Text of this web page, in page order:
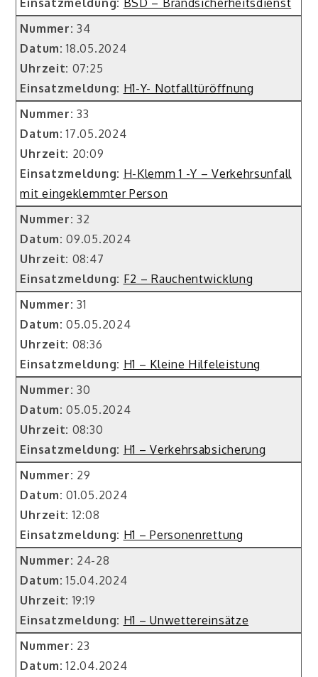
Einsatzmeldung: BSD – Brandsicherheitsdienst
Nummer: 34
Datum: 18.05.2024
Uhrzeit: 07:25
Einsatzmeldung: H1-Y- Notfalltüröffnung
Nummer: 33
Datum: 17.05.2024
Uhrzeit: 20:09
Einsatzmeldung: H-Klemm 1 -Y – Verkehrsunfall
mit eingeklemmter Person
Nummer: 32
Datum: 09.05.2024
Uhrzeit: 08:47
Einsatzmeldung: F2 – Rauchentwicklung
Nummer: 31
Datum: 05.05.2024
Uhrzeit: 08:36
Einsatzmeldung: H1 – Kleine Hilfeleistung
Nummer: 30
Datum: 05.05.2024
Uhrzeit: 08:30
Einsatzmeldung: H1 – Verkehrsabsicherung
Nummer: 29
Datum: 01.05.2024
Uhrzeit: 12:08
Einsatzmeldung: H1 – Personenrettung
Nummer: 24-28
Datum: 15.04.2024
Uhrzeit: 19:19
Einsatzmeldung: H1 – Unwettereinsätze
Nummer: 23
Datum: 12.04.2024